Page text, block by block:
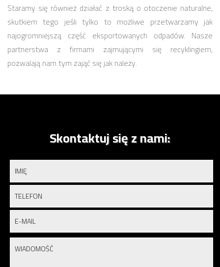
Staramy się również działać z troską o otoczenie naturalne,
skutkiem tego jeśli tylko to możliwe przetwarzamy jak
najogromniejszą część eksportowanych odpadów. Nasze
partnerstwa z firmami zajmującymi się recyklingiem,
pozwalają nam tym zająć się jak należy.
Skontaktuj się z nami: